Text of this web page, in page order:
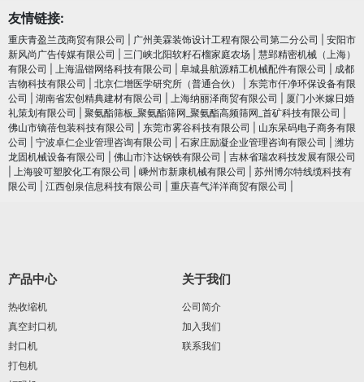
友情链接:
重庆青盈兰茂商贸有限公司 广州美霖装饰设计工程有限公司第二分公司
安阳市
新风尚广告传媒有限公司
三门峡北阳软籽石榴家庭农场
慧郢精密机械（上海）
有限公司
上海温锴网络科技有限公司 阜城县航源精工机械配件有限公司
成都
吉物科技有限公司
北京仁增医学研究所（普通合伙）
东莞市仟净环保设备有限
公司
湖南省宏创精典建材有限公司 上海纳丽泽商贸有限公司
厦门小米嫁日婚
礼策划有限公司
聚氨酯筛板_聚氨酯筛网_聚氨酯高频筛网_首矿科技有限公司
佛山市镝蓓包装科技有限公司
东莞市雾谷科技有限公司
山东呆码电子商务有限
公司
宁波卓仁企业管理咨询有限公司 石家庄励凝企业管理咨询有限公司
潍坊
龙固机械设备有限公司
佛山市汴达钢铁有限公司
吉林省瑞农科技发展有限公司
上海骏可塑胶化工有限公司 嵊州市新康机械有限公司
苏州博尔特线缆科技有
限公司
江西创泉信息科技有限公司 重庆喜气洋洋商贸有限公司
产品中心
热收缩机
真空封口机
封口机
打包机
关于我们
公司简介
加入我们
联系我们